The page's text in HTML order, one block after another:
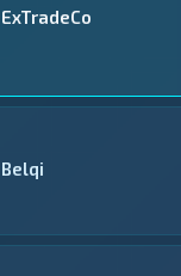
ExTradeCo
Belqi